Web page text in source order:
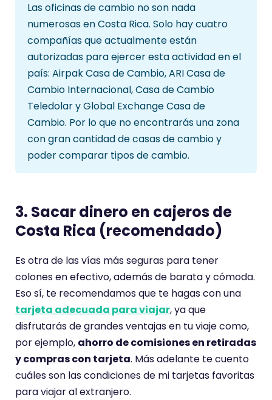
Las oficinas de cambio no son nada
numerosas en Costa Rica. Solo hay cuatro
compañías que actualmente están
autorizadas para ejercer esta actividad en el
país: Airpak Casa de Cambio, ARI Casa de
Cambio Internacional, Casa de Cambio
Teledolar y Global Exchange Casa de
Cambio. Por lo que no encontrarás una zona
con gran cantidad de casas de cambio y
poder comparar tipos de cambio.
3. Sacar dinero en cajeros de
Costa Rica (recomendado)
Es otra de las vías más seguras para tener
colones en efectivo, además de barata y cómoda.
Eso sí, te recomendamos que te hagas con una
tarjeta adecuada para viajar, ya que
disfrutarás de grandes ventajas en tu viaje como,
por ejemplo, ahorro de comisiones en retiradas
y compras con tarjeta. Más adelante te cuento
cuáles son las condiciones de mi tarjetas favoritas
para viajar al extranjero.